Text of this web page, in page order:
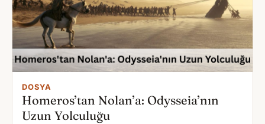
DOSYA
Homeros’tan Nolan’a: Odysseia’nın
Uzun Yolculuğu